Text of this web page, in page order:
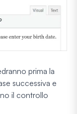
prima la
successiva e
il controllo